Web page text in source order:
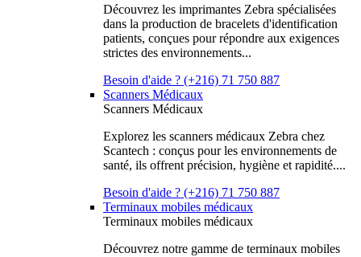
Découvrez les imprimantes Zebra spécialisées
dans la production de bracelets d'identification
patients, conçues pour répondre aux exigences
strictes des environnements...
Besoin d'aide ? (+216) 71 750 887
Scanners Médicaux
Scanners Médicaux
Explorez les scanners médicaux Zebra chez
Scantech : conçus pour les environnements de
santé, ils offrent précision, hygiène et rapidité....
Besoin d'aide ? (+216) 71 750 887
Terminaux mobiles médicaux
Terminaux mobiles médicaux
Découvrez notre gamme de terminaux mobiles